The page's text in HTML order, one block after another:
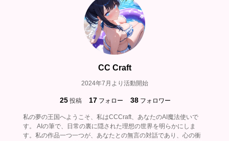
CC Craft
2024年7月より活動開始
25 投稿 17 フォロー 38 フォロワー
私の夢の王国へようこそ、私はCCCraft、あなたのAI魔法使いで
す。 AIの筆で、日常の裏に隠された理想の世界を明らかにしま
す。私の作品一つ一つが、あなたとの無言の対話であり、心の衝